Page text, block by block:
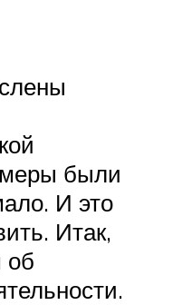
были
И это
Итак,
об